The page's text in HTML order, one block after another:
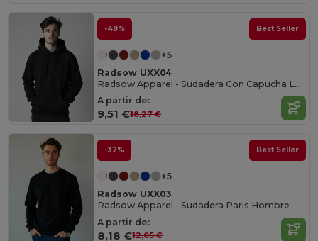
-48% Best Seller
+5
Radsow UXX04
Radsow Apparel - Sudadera Con Capucha London Hombre
A partir de:
9,51 €18,27 €
-32% Best Seller
+5
Radsow UXX03
Radsow Apparel - Sudadera Paris Hombre
A partir de:
8,18 €12,05 €